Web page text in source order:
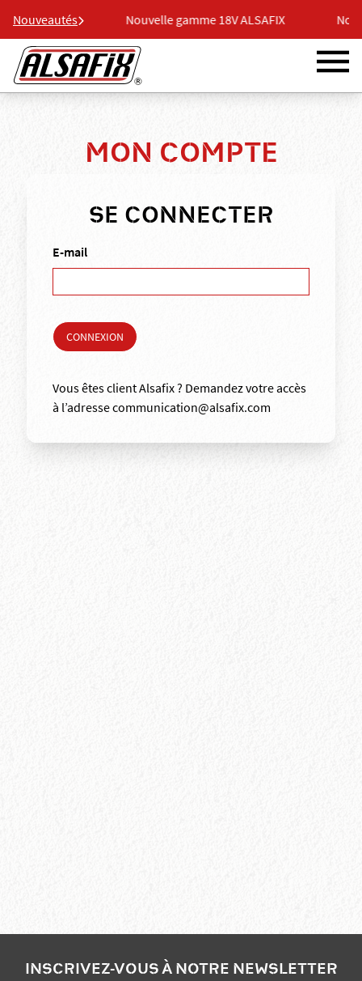
Nouveautés
ALSAFIX Nouvelle gamme 18V ALSAFIX
MON COMPTE
SE CONNECTER
E-mail
Vous êtes client Alsafix ? Demandez votre accès
à l’adresse communication@alsafix.com
INSCRIVEZ-VOUS À NOTRE NEWSLETTER